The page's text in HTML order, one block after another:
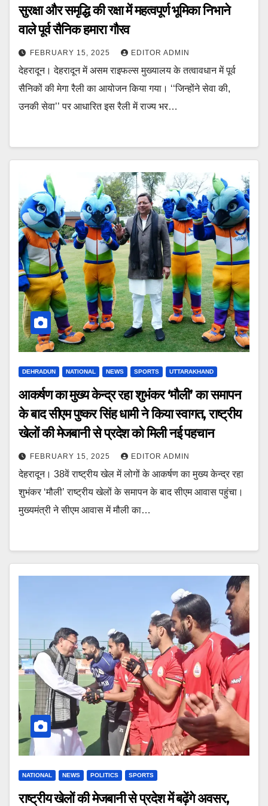
सुरक्षा और समृद्धि की रक्षा में महत्वपूर्ण भूमिका निभाने
वाले पूर्व सैनिक हमारा गौरव
FEBRUARY 15, 2025 EDITOR ADMIN
देहरादून। देहरादून में असम राइफल्स मुख्यालय के तत्वावधान में पूर्व
सैनिकों की मेगा रैली का आयोजन किया गया। ‘‘जिन्होंने सेवा की,
उनकी सेवा’’ पर आधारित इस रैली में राज्य भर…
DEHRADUN NATIONAL NEWS SPORTS UTTARAKHAND
आकर्षण का मुख्य केन्द्र रहा शुभंकर ‘मौली’ का समापन
के बाद सीएम पुष्कर सिंह धामी ने किया स्वागत, राष्ट्रीय
खेलों की मेजबानी से प्रदेश को मिली नई पहचान
FEBRUARY 15, 2025 EDITOR ADMIN
देहरादून। 38वें राष्ट्रीय खेल में लोगों के आकर्षण का मुख्य केन्द्र रहा
शुभंकर ‘मौली’ राष्ट्रीय खेलों के समापन के बाद सीएम आवास पहुंचा।
मुख्यमंत्री ने सीएम आवास में मौली का…
NATIONAL NEWS POLITICS SPORTS
राष्ट्रीय खेलों की मेजबानी से प्रदेश में बढ़ेंगे अवसर,